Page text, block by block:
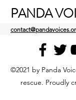
PANDA
©2021 by Panda
rescue. Proudly